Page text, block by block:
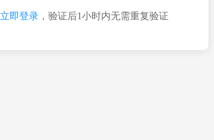
立即登录，验证后1小时内无需重复验证